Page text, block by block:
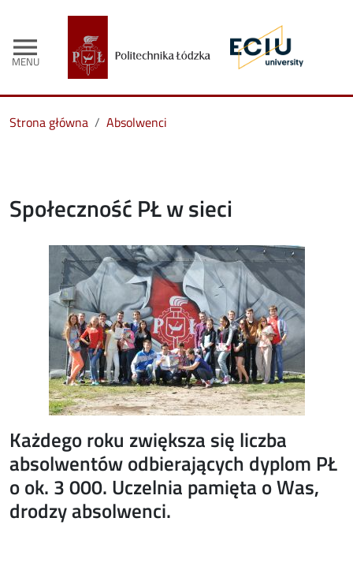
menu
MENU
Strona główna Absolwenci
Społeczność PŁ w sieci
Każdego roku zwiększa się liczba
absolwentów odbierających dyplom PŁ
o ok. 3 000. Uczelnia pamięta o Was,
drodzy absolwenci.